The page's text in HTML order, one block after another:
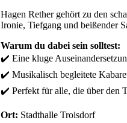
Hagen Rether gehört zu den
Ironie, Tiefgang und beißender
Warum du dabei sein solltest:
✔️ Eine kluge
✔️ Musikalisch begleitete
✔️ Perfekt für alle, die über den
Ort: Stadthalle Troisdorf